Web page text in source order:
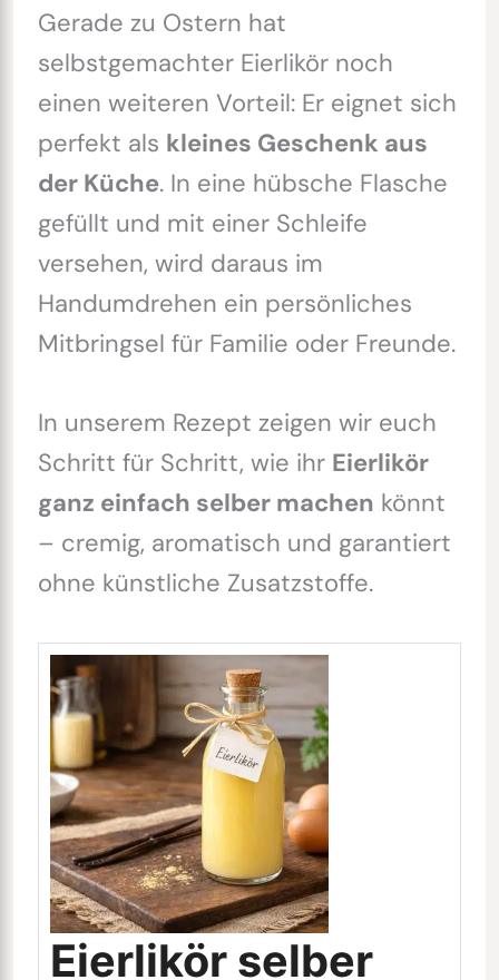
Gerade zu Ostern hat
selbstgemachter Eierlikör noch
einen weiteren Vorteil: Er eignet sich
perfekt als kleines Geschenk aus
der Küche. In eine hübsche Flasche
gefüllt und mit einer Schleife
versehen, wird daraus im
Handumdrehen ein persönliches
Mitbringsel für Familie oder Freunde.
In unserem Rezept zeigen wir euch
Schritt für Schritt, wie ihr Eierlikör
ganz einfach selber machen könnt
– cremig, aromatisch und garantiert
ohne künstliche Zusatzstoffe.
Eierlikör selber